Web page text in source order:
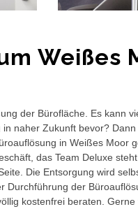
Weißes
der Bürofläche. Es kann
naher Zukunft bevor?
in Weißes Moor
das Team Deluxe
Die Entsorgung wird
der
kostenfrei beraten.